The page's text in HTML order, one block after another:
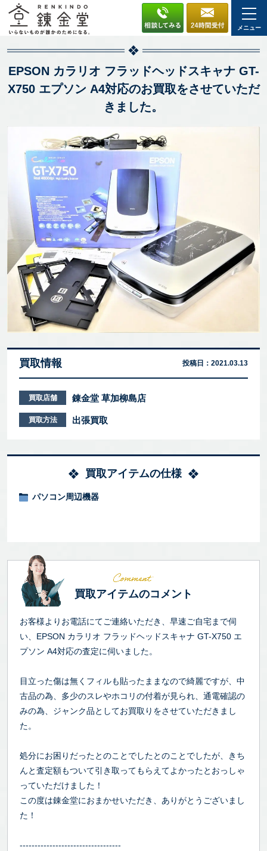
メニュー
EPSON カラリオ フラッドヘッドスキャナ GT-
X750 エプソン A4対応のお買取をさせていただ
きました。
買取情報 投稿日： 2021.03.13
買取店舗 錬金堂 草加柳島店
買取方法 出張買取
買取アイテムの仕様
パソコン周辺機器
買取アイテムのコメント
お客様よりお電話にてご連絡いただき、早速ご自宅まで伺
い、EPSON カラリオ フラッドヘッドスキャナ GT-X750 エ
プソン A4対応の査定に伺いました。
目立った傷は無くフィルも貼ったままなので綺麗ですが、中
古品の為、多少のスレやホコリの付着が見られ、通電確認の
みの為、ジャンク品としてお買取りをさせていただきまし
た。
処分にお困りだったとのことでしたとのことでしたが、きち
んと査定額もついて引き取ってもらえてよかったとおっしゃ
っていただけました！
この度は錬金堂におまかせいただき、ありがとうございまし
た！
----------------------------------